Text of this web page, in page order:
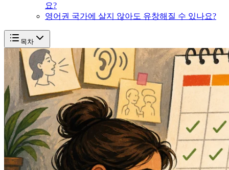
요?
영어권 국가에 살지 않아도 유창해질 수 있나요?
목차